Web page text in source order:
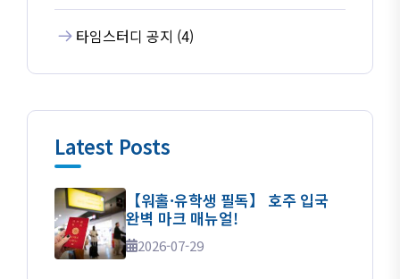
타임스터디 공지 (4)
Latest Posts
【워홀·유학생 필독】 호주 입국
완벽 마크 매뉴얼!
2026-07-29